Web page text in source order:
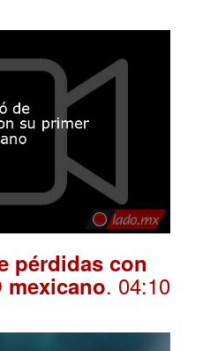
pérdidas con
mexicano. 04:10